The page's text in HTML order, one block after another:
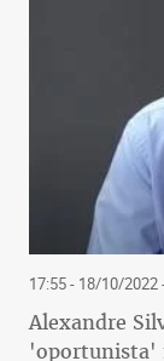
17:55 - 18/10/2022
Alexandre
'oportunista'